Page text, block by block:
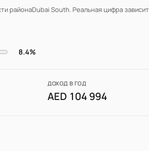
районаDubai South. Реальная цифра
8.4%
ДОХОД В ГОД
AED 104 994